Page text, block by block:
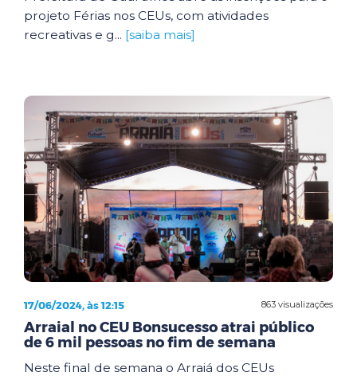
projeto Férias nos CEUs, com atividades
recreativas e g... [saiba mais]
863 visualizações
17/06/2024, às 12:15
Arraial no CEU Bonsucesso atrai público
de 6 mil pessoas no fim de semana
Neste final de semana o Arraiá dos CEUs